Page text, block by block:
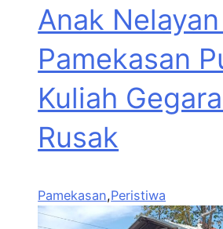
Anak
Pamekasan
Kuliah
Rusak
Pamekasan,Peristiwa